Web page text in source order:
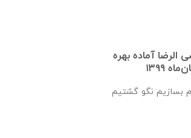
الرضا آماده بهره
بسازیم نگو گشتیم